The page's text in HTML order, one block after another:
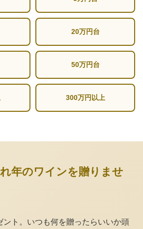
20万円台
50万円台
300万円以上
年のワインを贈りませ
ント。いつも何を贈ったらいいか頭